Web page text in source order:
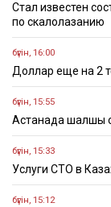
Стал известен
по скалолазанию
бүгін, 16:00
Доллар еще на 2
бүгін, 15:55
Астанада шалшық
бүгін, 15:33
Услуги СТО в
бүгін, 15:12